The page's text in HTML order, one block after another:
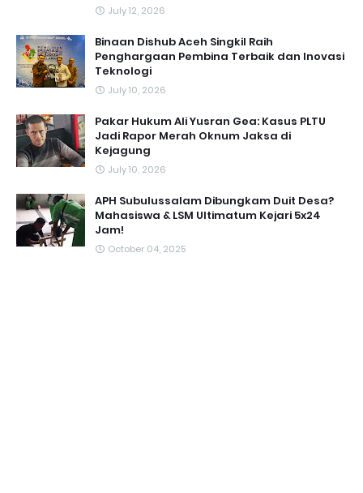
July 12, 2026
Binaan Dishub Aceh Singkil Raih
Penghargaan Pembina Terbaik dan Inovasi
Teknologi
July 10, 2026
Pakar Hukum Ali Yusran Gea: Kasus PLTU
Jadi Rapor Merah Oknum Jaksa di
Kejagung
July 10, 2026
APH Subulussalam Dibungkam Duit Desa?
Mahasiswa & LSM Ultimatum Kejari 5x24
Jam!
October 04, 2025